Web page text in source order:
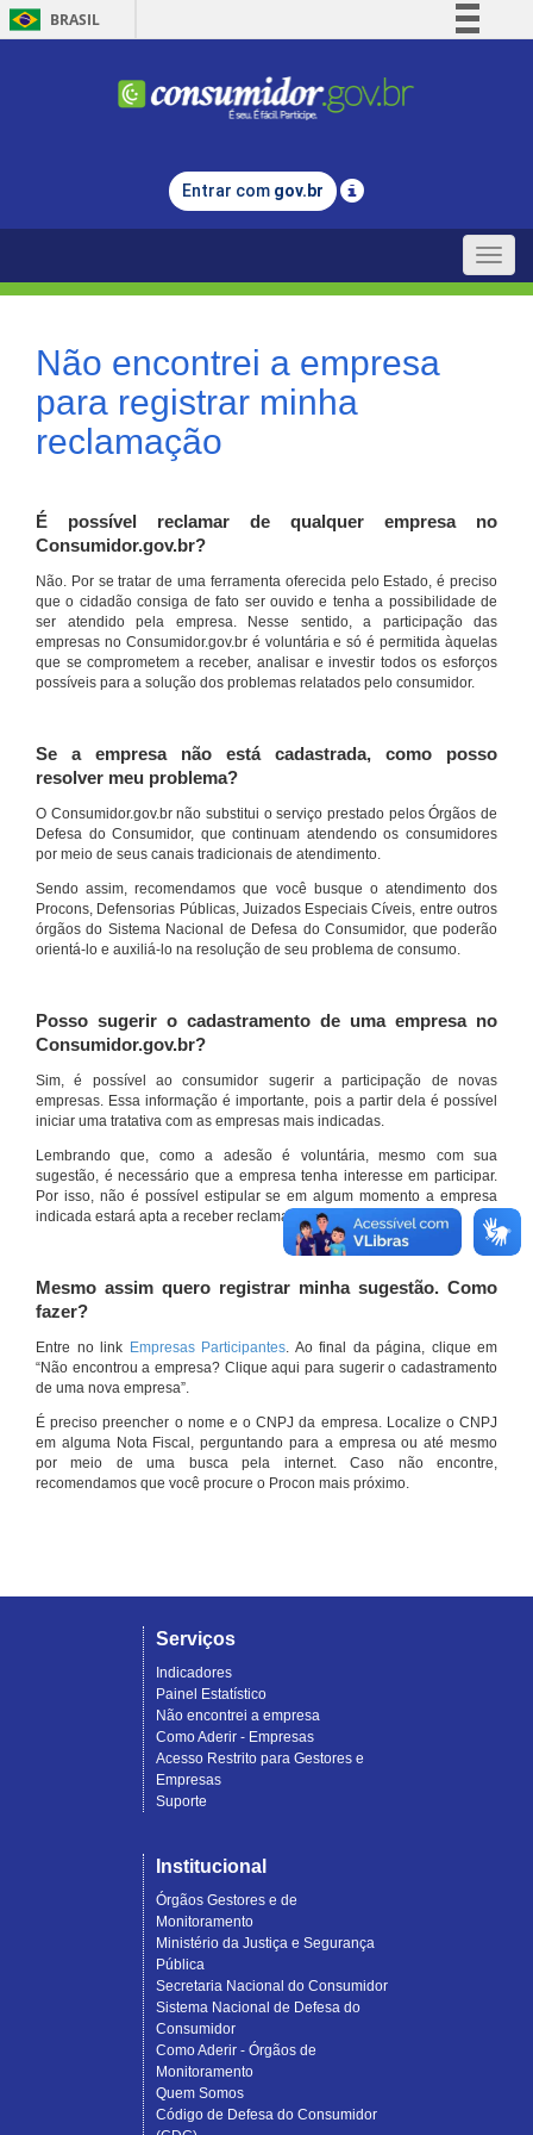
BRASIL
Comunica BR
Legislação
Entrar com gov.br
Toggle
Não encontrei a empresa
para registrar minha
reclamação
É possível reclamar de qualquer empresa no
Consumidor.gov.br?
Não. Por se tratar de uma ferramenta oferecida pelo Estado, é preciso
que o cidadão consiga de fato ser ouvido e tenha a possibilidade de
ser atendido pela empresa. Nesse sentido, a participação das
empresas no Consumidor.gov.br é voluntária e só é permitida àquelas
que se comprometem a receber, analisar e investir todos os esforços
possíveis para a solução dos problemas relatados pelo consumidor.
Se a empresa não está cadastrada, como posso
resolver meu problema?
O Consumidor.gov.br não substitui o serviço prestado pelos Órgãos de
Defesa do Consumidor, que continuam atendendo os consumidores
por meio de seus canais tradicionais de atendimento.
Sendo assim, recomendamos que você busque o atendimento dos
Procons, Defensorias Públicas, Juizados Especiais Cíveis, entre outros
órgãos do Sistema Nacional de Defesa do Consumidor, que poderão
orientá-lo e auxiliá-lo na resolução de seu problema de consumo.
Posso sugerir o cadastramento de uma empresa no
Consumidor.gov.br?
Sim, é possível ao consumidor sugerir a participação de novas
empresas. Essa informação é importante, pois a partir dela é possível
iniciar uma tratativa com as empresas mais indicadas.
Lembrando que, como a adesão é voluntária, mesmo com sua
sugestão, é necessário que a empresa tenha interesse em participar.
Por isso, não é possível estipular se em algum momento a empresa
indicada estará apta a receber reclamações por meio do site.
Mesmo assim quero registrar minha sugestão. Como
fazer?
Entre no link Empresas Participantes. Ao final da página, clique em
“Não encontrou a empresa? Clique aqui para sugerir o cadastramento
de uma nova empresa”.
É preciso preencher o nome e o CNPJ da empresa. Localize o CNPJ
em alguma Nota Fiscal, perguntando para a empresa ou até mesmo
por meio de uma busca pela internet. Caso não encontre,
recomendamos que você procure o Procon mais próximo.
Serviços
Indicadores
Painel Estatístico
Não encontrei a empresa
Como Aderir - Empresas
Acesso Restrito para Gestores e
Empresas
Suporte
Institucional
Órgãos Gestores e de
Monitoramento
Ministério da Justiça e Segurança
Pública
Secretaria Nacional do Consumidor
Sistema Nacional de Defesa do
Consumidor
Como Aderir - Órgãos de
Monitoramento
Quem Somos
Código de Defesa do Consumidor